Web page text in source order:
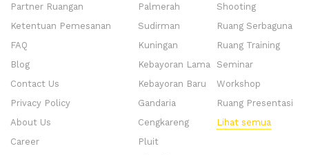
Partner Ruangan
Ketentuan Pemesanan
FAQ
Blog
Contact Us
Privacy Policy
About Us
Career
Palmerah
Sudirman
Kuningan
Kebayoran Lama
Kebayoran Baru
Gandaria
Cengkareng
Pluit
Shooting
Ruang Serbaguna
Ruang Training
Seminar
Workshop
Ruang Presentasi
Lihat semua